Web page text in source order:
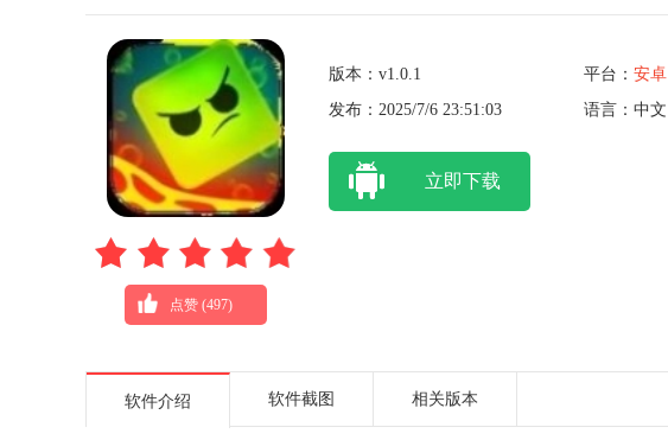
点赞 (497)
版本：v1.0.1 平台： 安卓
发布：2025/7/6 23:51:03
语言：中文
立即下载
软件介绍 软件截图 相关版本